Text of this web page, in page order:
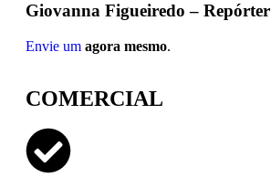
Giovanna Figueiredo – Repórter
Envie um agora mesmo.
COMERCIAL